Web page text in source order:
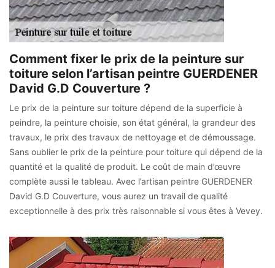
Comment fixer le prix de la peinture sur
toiture selon l’artisan peintre GUERDENER
David G.D Couverture ?
Le prix de la peinture sur toiture dépend de la superficie à
peindre, la peinture choisie, son état général, la grandeur des
travaux, le prix des travaux de nettoyage et de démoussage.
Sans oublier le prix de la peinture pour toiture qui dépend de la
quantité et la qualité de produit. Le coût de main d’œuvre
complète aussi le tableau. Avec l’artisan peintre GUERDENER
David G.D Couverture, vous aurez un travail de qualité
exceptionnelle à des prix très raisonnable si vous êtes à Vevey.